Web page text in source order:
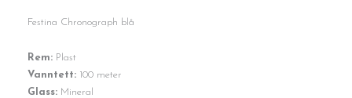
Festina Chronograph blå
Rem: Plast
Vanntett: 100 meter
Glass: Mineral